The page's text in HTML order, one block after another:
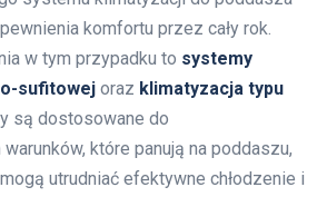
komfortu przez cały rok.
w tym przypadku to systemy
sufitowej oraz klimatyzacja typu
są dostosowane do
które panują na poddaszu,
utrudniać efektywne chłodzenie i